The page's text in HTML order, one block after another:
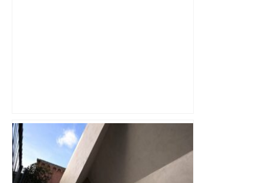
Alliance PS/LFI à Toulouse : Marc
Sztulman claque la porte – RMC